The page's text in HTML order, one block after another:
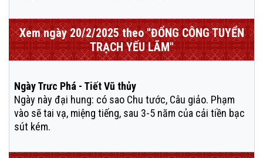
Xem ngày 20/2/2025 theo "ĐỔNG CÔNG TUYỂN
TRẠCH YẾU LÃM"
Ngày Trưc Phá - Tiết Vũ thủy
Ngày này đại hung: có sao Chu tước, Câu giảo. Phạm
vào sẽ tai vạ, miệng tiếng, sau 3-5 năm của cải tiền bạc
sút kém.